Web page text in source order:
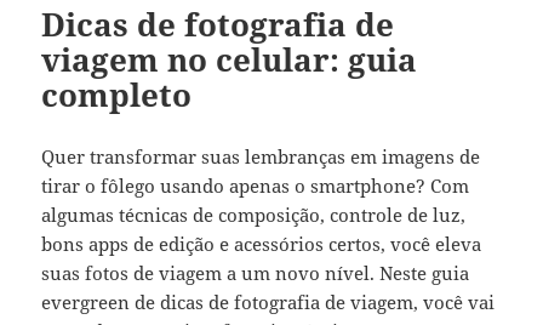
Dicas de fotografia de
viagem no celular: guia
completo
Quer transformar suas lembranças em imagens de
tirar o fôlego usando apenas o smartphone? Com
algumas técnicas de composição, controle de luz,
bons apps de edição e acessórios certos, você eleva
suas fotos de viagem a um novo nível. Neste guia
evergreen de dicas de fotografia de viagem, você vai